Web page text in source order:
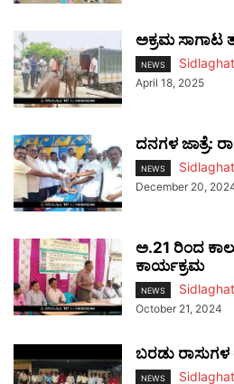
ಅಕ್ರಮ ಸಾಗಾಟ
NEWS
April 18, 2025
ದನಗಳ ಜಾತ್ರೆ:
NEWS
December 20,
ಅ.21 ರಿಂದ
ಕಾರ್ಯಕ್ರಮ
NEWS
October 21, 2024
ಬರಡು ರಾಸುಗಳ
NEWS